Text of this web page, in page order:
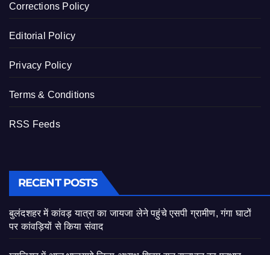
Corrections Policy
Editorial Policy
Privacy Policy
Terms & Conditions
RSS Feeds
RECENT POSTS
बुलंदशहर में कांवड़ यात्रा का जायजा लेने पहुंचे एसपी ग्रामीण, गंगा घाटों
पर कांवड़ियों से किया संवाद